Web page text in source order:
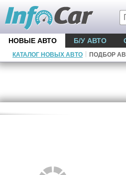
НОВЫЕ АВТО Б/У АВТО
КАТАЛОГ НОВЫХ АВТО ПОДБОР